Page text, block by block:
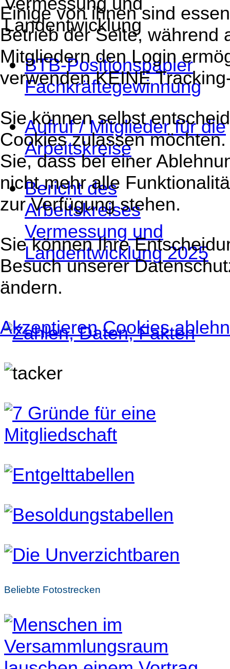
BTB-Positionspapier
Fachkräftegewinnung
Aufruf / Mitglieder für die
Arbeitskreise
Bericht des
Arbeitskreises
Vermessung und
Landentwicklung 2025
Beliebte Fotostrecken
Einige von ihnen sind
Betrieb der Seite, während
Mitgliedern den Login
verwenden KEINE
Sie können selbst
Cookies zulassen
Sie, dass bei einer
nicht mehr alle
zur Verfügung stehen.
Sie können Ihre
Besuch unserer
ändern.
Akzeptieren Cookies